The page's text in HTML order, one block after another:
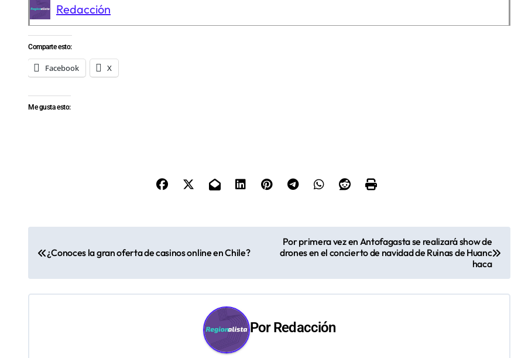
Redacción
Comparte esto:
Facebook X
Me gusta esto:
v
¿Conoces la gran oferta de casinos online en Chile?
Por primera vez en Antofagasta se realizará show de
drones en el concierto de navidad de Ruinas de Huanc
haca
PorRedacción